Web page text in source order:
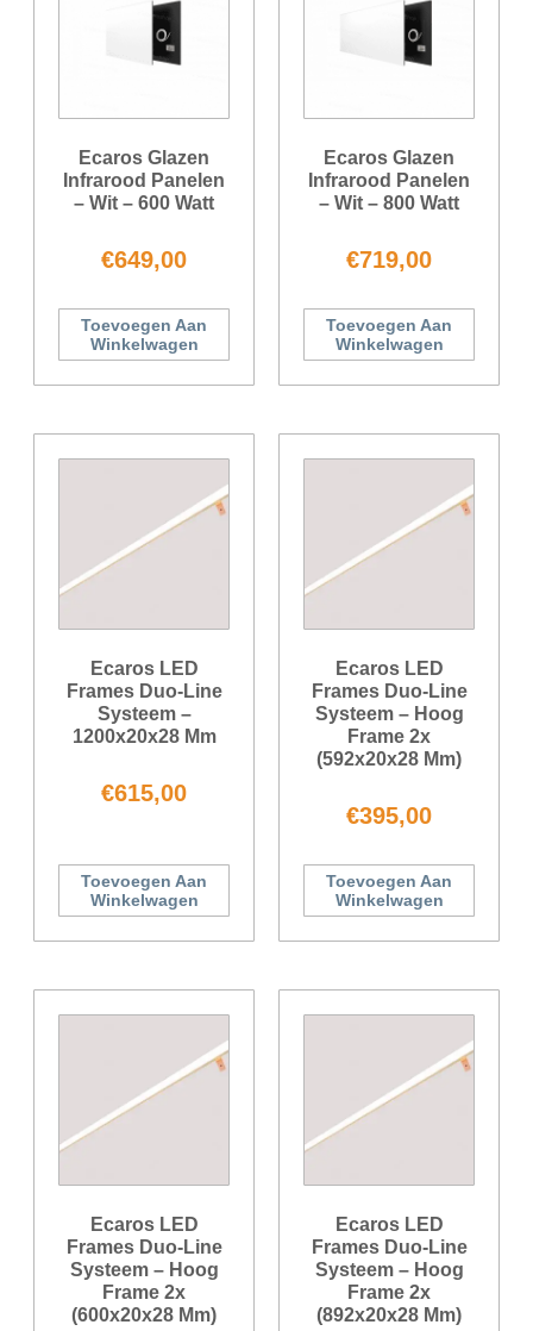
Ecaros Glazen
Infrarood Panelen
– Wit – 600 Watt
€649,00
Toevoegen Aan
Winkelwagen
Ecaros Glazen
Infrarood Panelen
– Wit – 800 Watt
€719,00
Toevoegen Aan
Winkelwagen
Ecaros LED
Frames Duo-Line
Systeem –
1200x20x28 Mm
€615,00
Toevoegen Aan
Winkelwagen
Ecaros LED
Frames Duo-Line
Systeem – Hoog
Frame 2x
(592x20x28 Mm)
€395,00
Toevoegen Aan
Winkelwagen
Ecaros LED
Frames Duo-Line
Systeem – Hoog
Frame 2x
(600x20x28 Mm)
Ecaros LED
Frames Duo-Line
Systeem – Hoog
Frame 2x
(892x20x28 Mm)